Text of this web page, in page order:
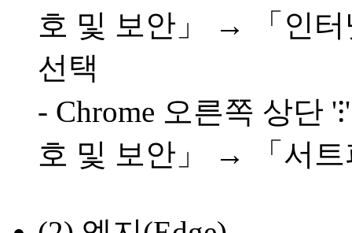
호 및 보안」 → 「인
선택
- Chrome 오른쪽 상단
호 및 보안」 → 「서